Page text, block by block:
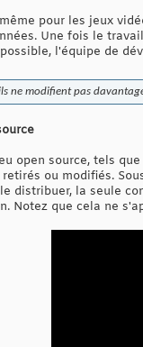
pour les jeux
Une fois le
l'équipe de
ne modifient pas
open source, tels
ou modifiés.
distribuer, la seule
Notez que cela ne